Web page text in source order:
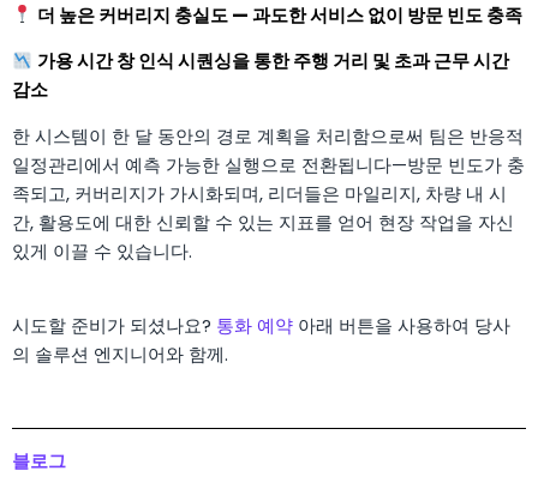
더 높은 커버리지 충실도 — 과도한 서비스 없이 방문 빈도 충족
가용 시간 창 인식 시퀀싱을 통한 주행 거리 및 초과 근무 시간
감소
한 시스템이 한 달 동안의 경로 계획을 처리함으로써 팀은 반응적
일정관리에서 예측 가능한 실행으로 전환됩니다—방문 빈도가 충
족되고, 커버리지가 가시화되며, 리더들은 마일리지, 차량 내 시
간, 활용도에 대한 신뢰할 수 있는 지표를 얻어 현장 작업을 자신
있게 이끌 수 있습니다.
시도할 준비가 되셨나요? 통화 예약 아래 버튼을 사용하여 당사
의 솔루션 엔지니어와 함께.
블로그